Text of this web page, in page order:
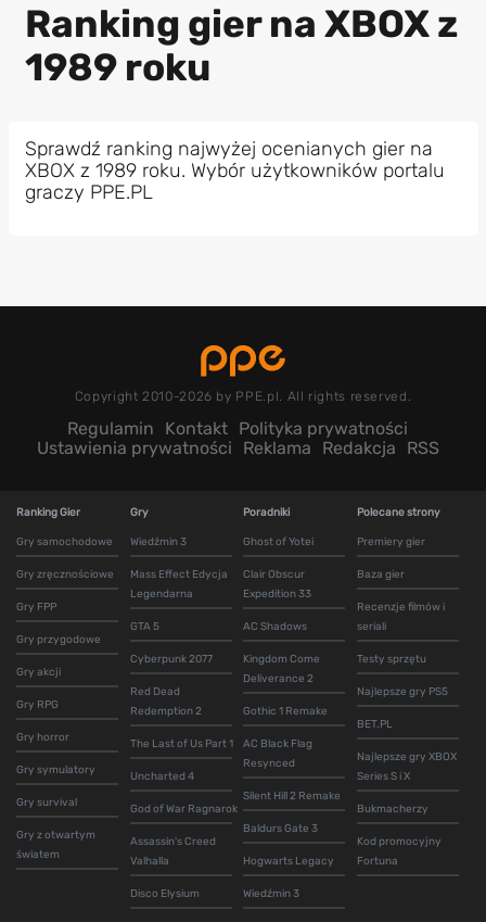
Ranking gier na XBOX z
1989 roku
Sprawdź ranking najwyżej ocenianych gier na
XBOX z 1989 roku. Wybór użytkowników portalu
graczy PPE.PL
Copyright 2010-2026 by PPE.pl. All rights reserved.
Regulamin Kontakt Polityka prywatności
Ustawienia prywatności
Reklama Redakcja RSS
Ranking Gier
Gry samochodowe
Gry zręcznościowe
Gry FPP
Gry przygodowe
Gry akcji
Gry RPG
Gry horror
Gry symulatory
Gry survival
Gry z otwartym
światem
Gry
Wiedźmin 3
Mass Effect Edycja
Legendarna
GTA 5
Cyberpunk 2077
Red Dead
Redemption 2
The Last of Us Part 1
Uncharted 4
God of War Ragnarok
Assassin's Creed
Valhalla
Disco Elysium
Poradniki
Ghost of Yotei
Clair Obscur
Expedition 33
AC Shadows
Kingdom Come
Deliverance 2
Gothic 1 Remake
AC Black Flag
Resynced
Silent Hill 2 Remake
Baldurs Gate 3
Hogwarts Legacy
Wiedźmin 3
Polecane strony
Premiery gier
Baza gier
Recenzje filmów i
seriali
Testy sprzętu
Najlepsze gry PS5
BET.PL
Najlepsze gry XBOX
Series S i X
Bukmacherzy
Kod promocyjny
Fortuna